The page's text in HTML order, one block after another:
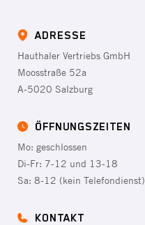
ADRESSE
Hauthaler Vertriebs GmbH
Moosstraße 52a
A-5020 Salzburg
ÖFFNUNGSZEITEN
Mo: geschlossen
Di-Fr: 7-12 und 13-18
Sa: 8-12 (kein Telefondienst)
KONTAKT